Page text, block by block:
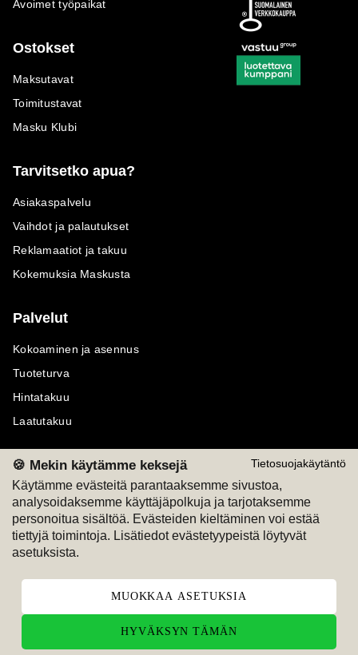
Tietosuojakäytäntö
🍪 Mekin käytämme keksejä
Käytämme evästeitä parantaaksemme sivustoa,
analysoidaksemme käyttäjäpolkuja ja tarjotaksemme
personoitua sisältöä. Evästeiden kieltäminen voi estää
tiettyjä toimintoja. Lisätiedot evästetyypeistä löytyvät
asetuksista.
MUOKKAA ASETUKSIA
HYVÄKSYN TÄMÄN
Avoimet työpaikat
Ostokset
Maksutavat
Toimitustavat
Masku Klubi
Tarvitsetko apua?
Asiakaspalvelu
Vaihdot ja palautukset
Reklamaatiot ja takuu
Kokemuksia Maskusta
Palvelut
Kokoaminen ja asennus
Tuoteturva
Hintatakuu
Laatutakuu
Maksutavat
M
Seuraa meitä